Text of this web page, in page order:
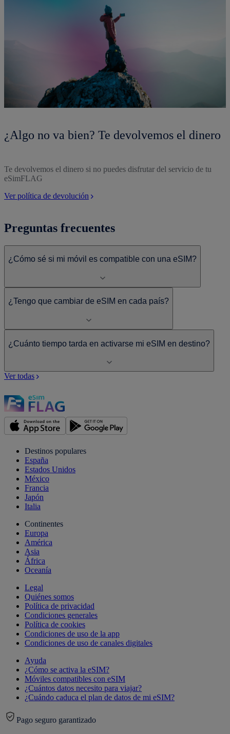
¿Algo no va bien? Te devolvemos el dinero
Te devolvemos el dinero si no puedes disfrutar del servicio de tu
eSimFLAG
Ver política de devolución
Preguntas frecuentes
¿Cómo sé si mi móvil es compatible con una eSIM?
¿Tengo que cambiar de eSIM en cada país?
¿Cuánto tiempo tarda en activarse mi eSIM en destino?
Ver todas
Destinos populares
España
Estados Unidos
México
Francia
Japón
Italia
Continentes
Europa
América
Asia
África
Oceanía
Legal
Quiénes somos
Política de privacidad
Condiciones generales
Política de cookies
Condiciones de uso de la app
Condiciones de uso de canales digitales
Ayuda
¿Cómo se activa la eSIM?
Móviles compatibles con eSIM
¿Cuántos datos necesito para viajar?
¿Cuándo caduca el plan de datos de mi eSIM?
Pago seguro garantizado